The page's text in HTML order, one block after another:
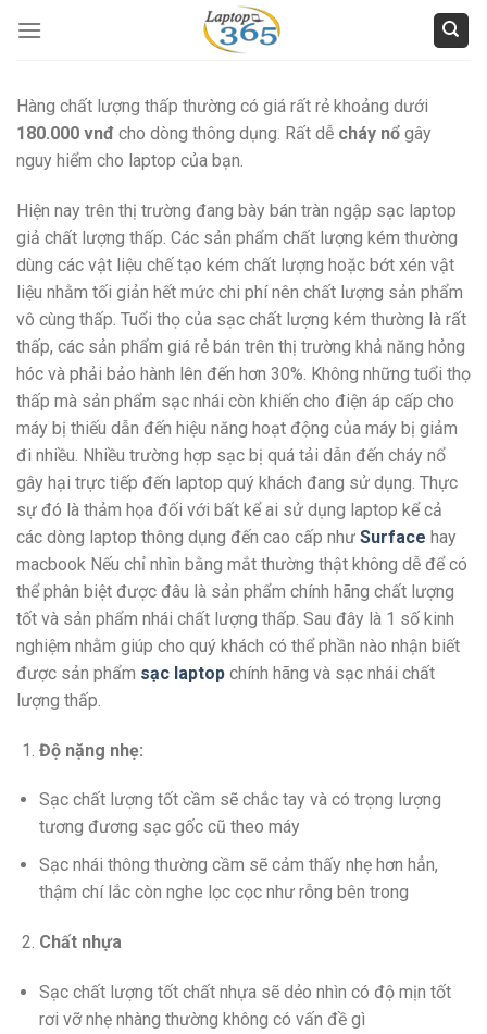
Hàng chất lượng thấp thường có giá rất rẻ khoảng dưới
180.000 vnđ cho dòng thông dụng. Rất dễ cháy nổ gây
nguy hiểm cho laptop của bạn.
Hiện nay trên thị trường đang bày bán tràn ngập sạc laptop
giả chất lượng thấp. Các sản phẩm chất lượng kém thường
dùng các vật liệu chế tạo kém chất lượng hoặc bớt xén vật
liệu nhằm tối giản hết mức chi phí nên chất lượng sản phẩm
vô cùng thấp. Tuổi thọ của sạc chất lượng kém thường là rất
thấp, các sản phẩm giá rẻ bán trên thị trường khả năng hỏng
hóc và phải bảo hành lên đến hơn 30%. Không những tuổi thọ
thấp mà sản phẩm sạc nhái còn khiến cho điện áp cấp cho
máy bị thiếu dẫn đến hiệu năng hoạt động của máy bị giảm
đi nhiều. Nhiều trường hợp sạc bị quá tải dẫn đến cháy nổ
gây hại trực tiếp đến laptop quý khách đang sử dụng. Thực
sự đó là thảm họa đối với bất kể ai sử dụng laptop kể cả
các dòng laptop thông dụng đến cao cấp như Surface hay
macbook Nếu chỉ nhìn bằng mắt thường thật không dễ để có
thể phân biệt được đâu là sản phẩm chính hãng chất lượng
tốt và sản phẩm nhái chất lượng thấp. Sau đây là 1 số kinh
nghiệm nhằm giúp cho quý khách có thể phần nào nhận biết
được sản phẩm sạc laptop chính hãng và sạc nhái chất
lượng thấp.
Độ nặng nhẹ:
Sạc chất lượng tốt cầm sẽ chắc tay và có trọng lượng
tương đương sạc gốc cũ theo máy
Sạc nhái thông thường cầm sẽ cảm thấy nhẹ hơn hẳn,
thậm chí lắc còn nghe lọc cọc như rỗng bên trong
Chất nhựa
Sạc chất lượng tốt chất nhựa sẽ dẻo nhìn có độ mịn tốt
rơi vỡ nhẹ nhàng thường không có vấn đề gì